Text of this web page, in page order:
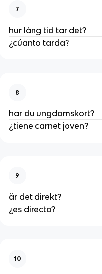
7
hur lång tid tar det?
¿cúanto tarda?
8
har du ungdomskort?
¿tiene carnet joven?
9
är det direkt?
¿es directo?
10